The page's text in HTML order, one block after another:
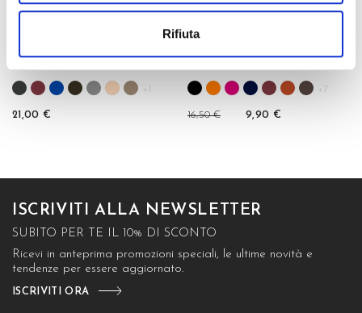
Rifiuta
+1
21,00 €
+7
16,50 € 9,90 €
ISCRIVITI ALLA NEWSLETTER
SUBITO PER TE IL 10% DI SCONTO
Ricevi in anteprima promozioni speciali, le ultime novità e
tendenze per essere aggiornato.
ISCRIVITI ORA